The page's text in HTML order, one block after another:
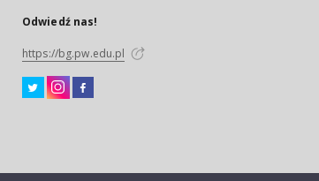
Odwiedź nas!
https://bg.pw.edu.pl